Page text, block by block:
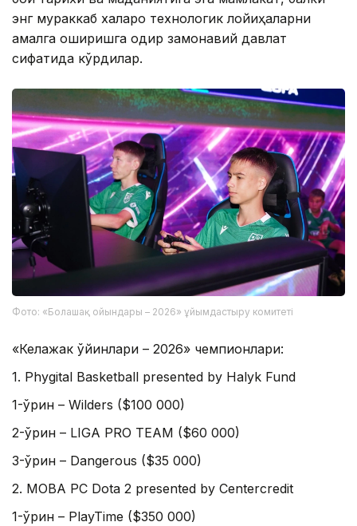
энг мураккаб халқаро технологик лойиҳаларни
амалга оширишга қодир замонавий давлат
сифатида кўрдилар.
Фото: «Болашақ ойындары – 2026» ұйымдастыру комитеті
«Келажак ўйинлари – 2026» чемпионлари:
1. Phygital Basketball presented by Halyk Fund
1-ўрин – Wilders ($100 000)
2-ўрин – LIGA PRO TEAM ($60 000)
3-ўрин – Dangerous ($35 000)
2. MOBA PC Dota 2 presented by Centercredit
1-ўрин – PlayTime ($350 000)